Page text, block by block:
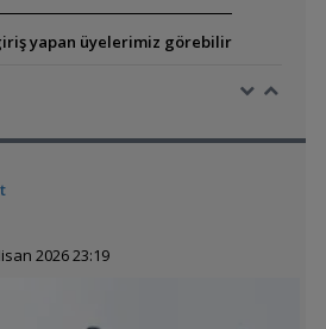
yapan üyelerimiz görebilir
2026 23:19